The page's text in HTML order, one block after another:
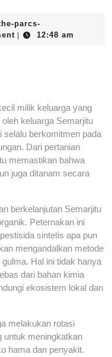
parcs-
12:48 am
milik keluarga yang
keluarga Semarjitu
selalu berkomitmen pada
Dari pertanian
memastikan bahwa
juga ditanam secara
berkelanjutan Semarjitu
Peternakan ini
sintetis apa pun
mengandalkan metode
Hal ini tidak hanya
dari bahan kimia
ekosistem lokal dan
melakukan rotasi
untuk meningkatkan
hama dan penyakit.